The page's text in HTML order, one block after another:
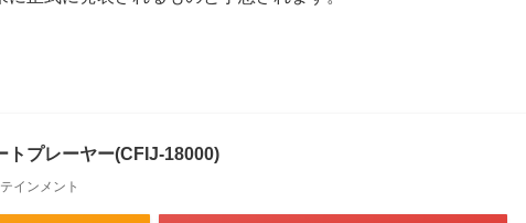
プレーヤー(CFIJ-18000)
インメント